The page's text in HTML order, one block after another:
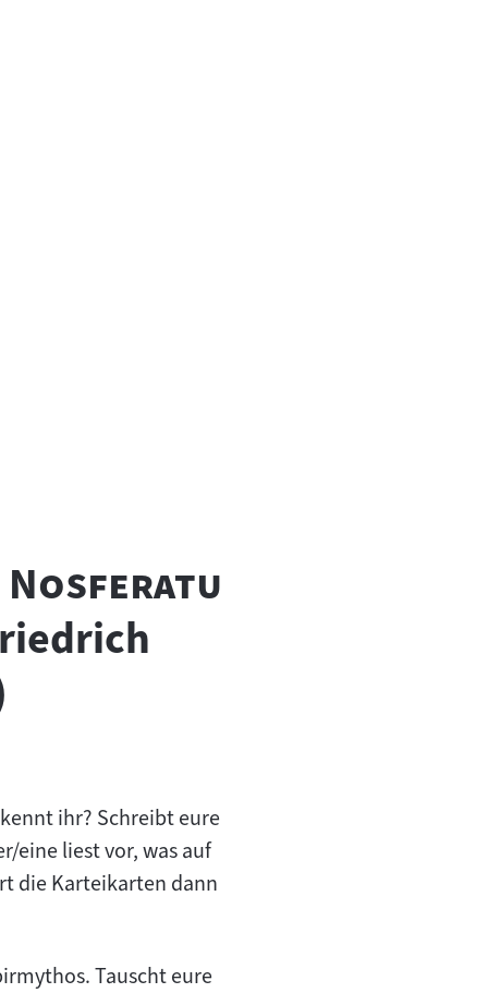
"
Nosferatu
ihr? Schreibt eure
eine liest vor, was auf
die Karteikarten dann
Tauscht eure